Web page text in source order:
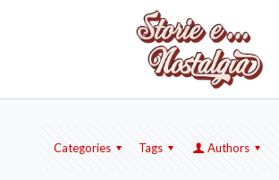
Categories Tags Authors